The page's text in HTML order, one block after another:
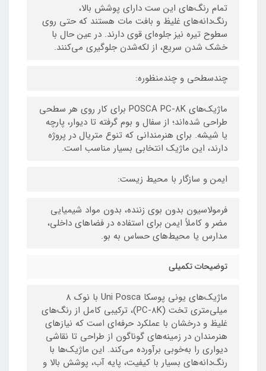
تمام رنگ‌های این ست دارای پوشش بالا،
رنگ‌دانه‌های غلیظ و بافت مات هستند که حتی روی
سطوح تیره نیز جلوه‌ای قوی دارند. در عین حال با
خشک شدن سریع، از لکه‌شدن جلوگیری می‌کنند.
چندسطحی و چندمنظوره:
ماژیک‌های POSCA PC-8K برای کار روی هر سطحی
طراحی شده‌اند؛ از سفال و بوم گرفته تا دیوار، پارچه
یا شیشه. برای هنرمندانی که تنوع متریال در پروژه
دارند، این ماژیک انتخابی بسیار مناسب است.
ایمن و سازگار با محیط زیست:
فرمولاسیون بدون بوی زننده، بدون مواد شیمیایی
مضر و کاملاً ایمن برای استفاده در فضاهای داخلی،
مدارس یا محیط‌های حساس به بو.
توضیحات تکمیلی
ماژیک‌های یونی پوسکا Uni Posca با نوک ۸
میلی‌متری تخت (PC-8K)، ترکیبی کامل از رنگ‌های
غلیظ و درخشان با عملکرد حرفه‌ای است که نیازهای
هنرمندان در زمینه‌های گوناگون از طراحی تا نقاشی
دیواری را به‌خوبی برآورده می‌کند. این ماژیک‌ها با
رنگ‌دانه‌های بسیار با کیفیت، پایه آب، پوشش بالا و